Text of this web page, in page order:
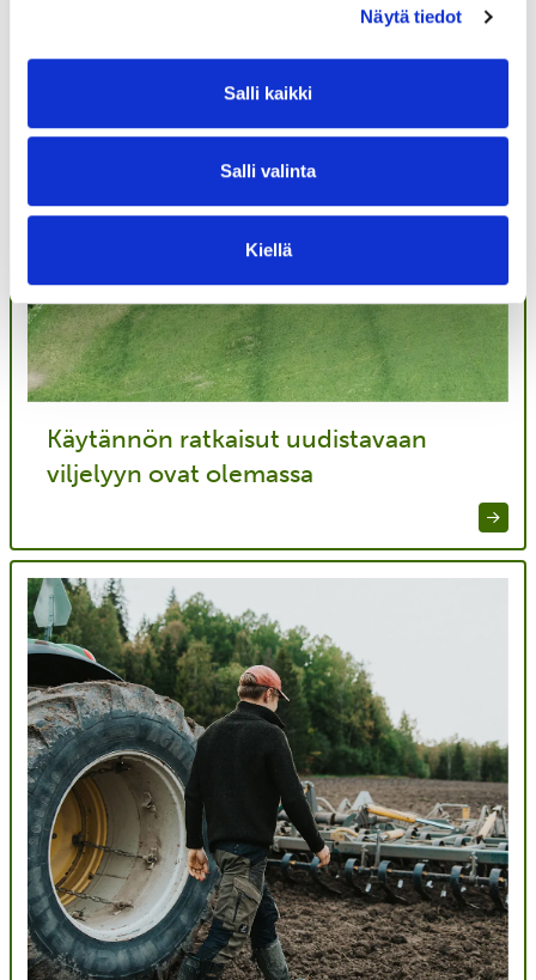
Näytä tiedot
Salli kaikki
Salli valinta
Kiellä
Käytännön ratkaisut uudistavaan
viljelyyn ovat olemassa